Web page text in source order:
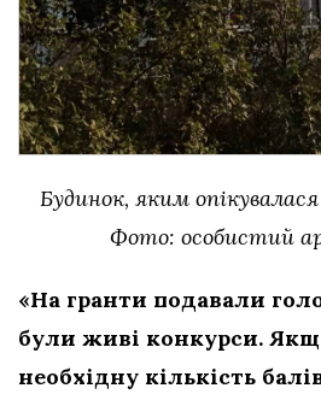
Будинок, яким
Фото: особистий
«На гранти подавали
були живі конкурси.
необхідну кількість